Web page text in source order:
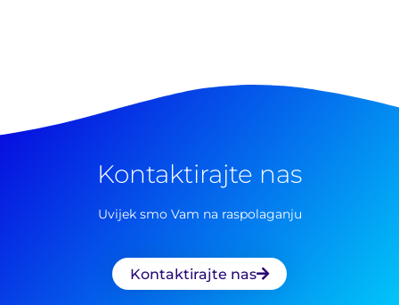
Kontaktirajte nas
Uvijek smo Vam na raspolaganju
Kontaktirajte nas